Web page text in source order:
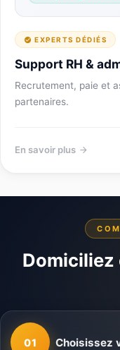
EXPERTS DÉDIÉS
Support RH &
Recrutement, paie et
partenaires.
En savoir plus
Domiciliez
01 Choisissez